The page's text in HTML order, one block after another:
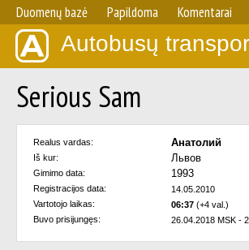
Duomenų bazė Papildoma Komentarai
Autobusų
Serious Sam
Realus vardas: Анатолий
Iš kur: Львов
Gimimo data: 1993
Registracijos data:
14.05.2010
Vartotojo laikas:
06:37 (+4 val.)
Buvo prisijungęs:
26.04.2018 MSK -